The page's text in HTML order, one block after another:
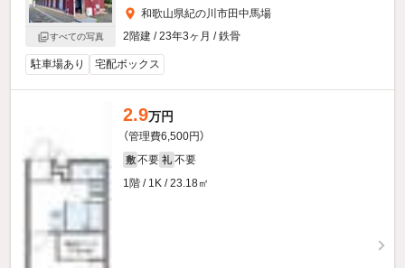
すべての写真
和歌山県紀の川市田中馬場
2階建 / 23年3ヶ月 / 鉄骨
駐車場あり 宅配ボックス
2.9万円
（管理費6,500円）
敷 不要 礼 不要
1階 / 1K / 23.18㎡